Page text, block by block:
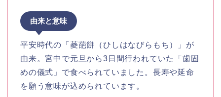
由来と意味
平安時代の「菱葩餅（ひしはなびらもち）」が
由来。宮中で元旦から3日間行われていた「歯固
めの儀式」で食べられていました。長寿や延命
を願う意味が込められています。